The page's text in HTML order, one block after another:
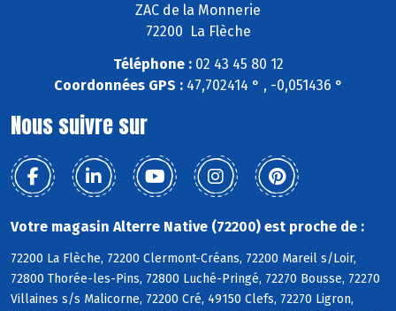
ZAC de la Monnerie
72200 La Flèche
Téléphone :02 43 45 80 12
Coordonnées GPS :47,702414 ° , -0,051436 °
Nous suivre sur
Votre magasin Alterre Native (72200) est proche de :
72200 La Flèche, 72200 Clermont-Créans, 72200 Mareil s/Loir,
72800 Thorée-les-Pins, 72800 Luché-Pringé, 72270 Bousse, 72270
Villaines s/s Malicorne, 72200 Cré, 49150 Clefs, 72270 Ligron,